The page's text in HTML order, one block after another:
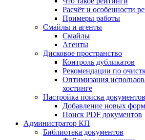
Расчёт и особенности
Примеры работы
Смайлы и агенты
Смайлы
Агенты
Дисковое пространство
Контроль дубликатов
Рекомендации по
Оптимизация
хостинге
Настройка поиска документов
Добавление новых
Поиск PDF документов
Администратор КП
Библиотека документов